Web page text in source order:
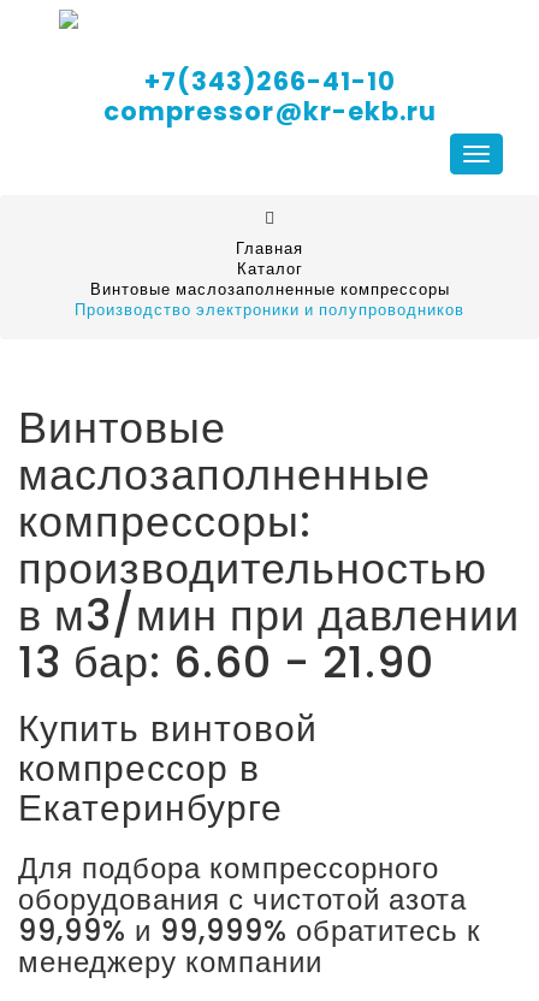
+7(343)266-41-10
compressor@kr-ekb.ru
Главная
Каталог
Винтовые маслозаполненные компрессоры
Производство электроники и полупроводников
Винтовые
маслозаполненные
компрессоры:
производительностью
в м3/мин при давлении
13 бар: 6.60 - 21.90
Купить винтовой
компрессор в
Екатеринбурге
Для подбора компрессорного
оборудования с чистотой азота
99,99% и 99,999% обратитесь к
менеджеру компании